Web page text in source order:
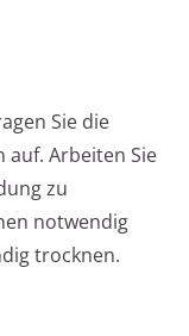
Sie die
auf. Arbeiten Sie
zu
notwendig
trocknen.